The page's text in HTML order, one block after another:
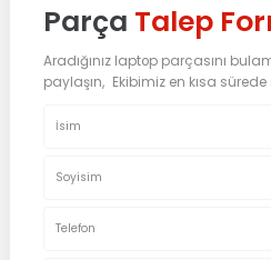
Parça Talep
Aradığınız laptop parçasını
paylaşın, Ekibimiz en kısa